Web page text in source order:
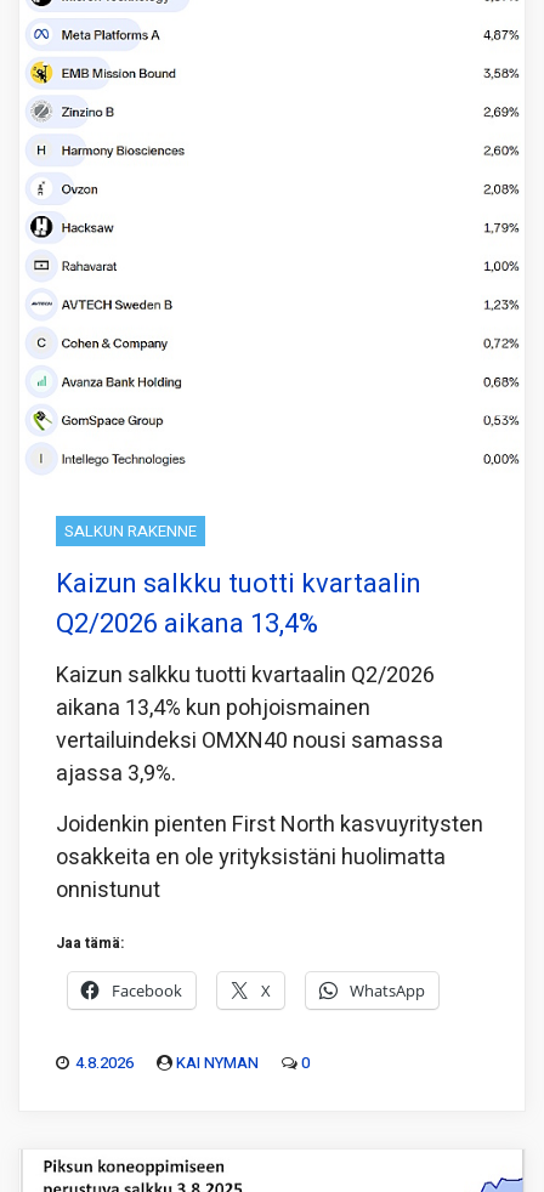
SALKUN RAKENNE
Kaizun salkku tuotti kvartaalin
Q2/2026 aikana 13,4%
Kaizun salkku tuotti kvartaalin Q2/2026
aikana 13,4% kun pohjoismainen
vertailuindeksi OMXN40 nousi samassa
ajassa 3,9%.
Joidenkin pienten First North kasvuyritysten
osakkeita en ole yrityksistäni huolimatta
onnistunut
Jaa tämä:
Facebook X WhatsApp
4.8.2026 KAI NYMAN 0